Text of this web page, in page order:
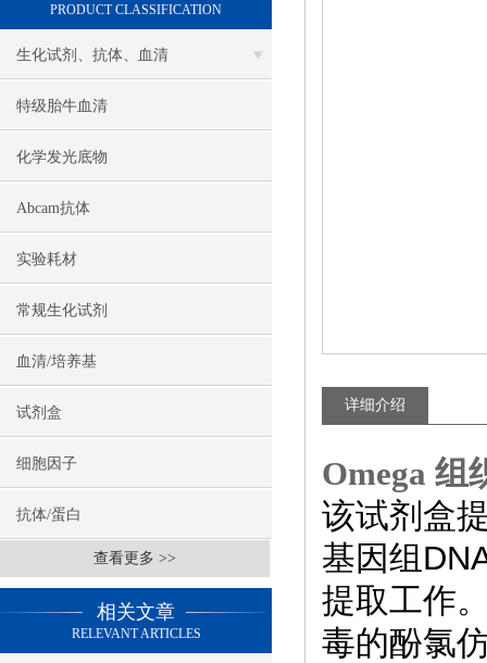
PRODUCT CLASSIFICATION
生化试剂、抗体、血清
特级胎牛血清
化学发光底物
Abcam抗体
实验耗材
常规生化试剂
血清/培养基
试剂盒
细胞因子
抗体/蛋白
查看更多 >>
相关文章
RELEVANT ARTICLES
详细介绍
Omega 组
该试剂盒
基因组
提取工作
毒的酚氯